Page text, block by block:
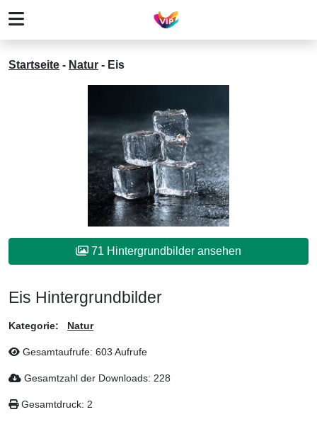
Startseite - Natur - Eis
71 Hintergrundbilder ansehen
Eis Hintergrundbilder
Kategorie: Natur
Gesamtaufrufe: 603 Aufrufe
Gesamtzahl der Downloads: 228
Gesamtdruck: 2